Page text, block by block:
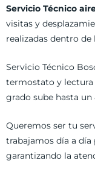
Servicio Técnico
visitas y
realizadas dentro
Servicio Técnico
termostato y lectura
grado sube hasta un
Queremos ser tu
trabajamos día a
garantizando la